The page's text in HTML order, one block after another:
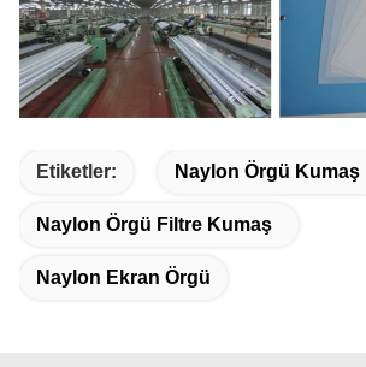
Etiketler: Naylon Örgü Kumaş
Naylon Örgü Filtre Kumaş
Naylon Ekran Örgü